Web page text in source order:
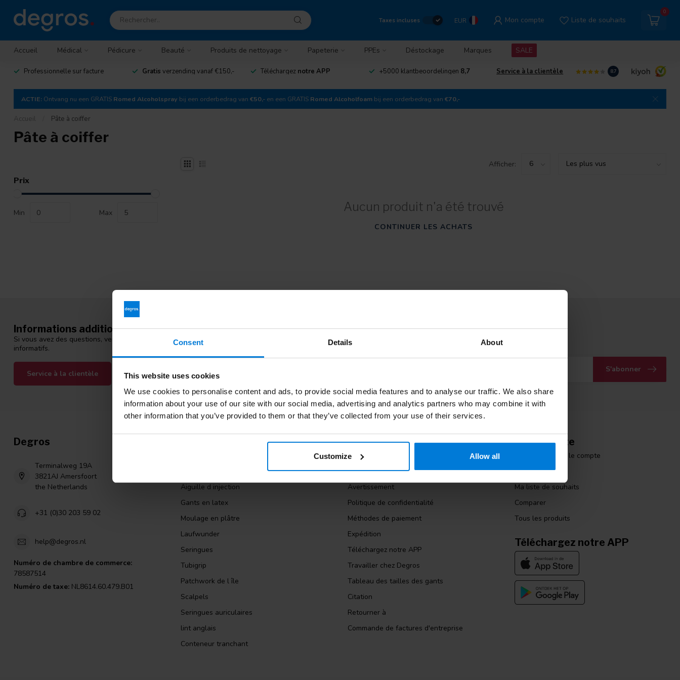
Consent Details About
This website uses cookies
We use cookies to personalise content and ads, to provide social media features and to analyse our traffic. We also share
information about your use of our site with our social media, advertising and analytics partners who may combine it with
other information that you’ve provided to them or that they’ve collected from your use of their services.
Customize Allow all
Taxes incluses EUR Mon compte Liste de souhaits
0
Accueil Médical Pédicure Beauté Produits de nettoyage Papeterie PPEs Déstockage Marques SALE
Professionnelle sur facture Gratis verzending vanaf €150,- Téléchargez notre APP +5000 klantbeoordelingen 8,7 Service à la clientèle 8.7
ACTIE: Ontvang nu een GRATIS Romed Alcoholspray bij een orderbedrag van €50,- en een GRATIS Romed Alcoholfoam bij een orderbedrag van €70,-
Accueil Pâte à coiffer
Pâte à coiffer
Prix
Min Max
Afficher:
Aucun produit n'a été trouvé
CONTINUER LES ACHATS
Informations additionnelles
Si vous avez des questions, veuillez contacter notre équipe du service clientèle. Ou consultez nos blogs
informatifs.
Service à la clientèle Consultez nos blogs
Abonnez-vous à notre infolettre
Restez à jour avec nos dernières offres
S'abonner
Degros
Terminalweg 19A
3821AJ Amersfoort
the Netherlands
+31 (0)30 203 59 02
help@degros.nl
Numéro de chambre de commerce:
78587514
Numéro de taxe: NL8614.60.479.B01
Aiguille d injection
Gants en latex
Moulage en plâtre
Laufwunder
Seringues
Tubigrip
Patchwork de l île
Scalpels
Seringues auriculaires
lint anglais
Conteneur tranchant
Informations
À propos de Degros
Conditions générales
Avertissement
Politique de confidentialité
Méthodes de paiement
Expédition
Téléchargez notre APP
Travailler chez Degros
Tableau des tailles des gants
Citation
Retourner à
Commande de factures d'entreprise
Mon compte
Informations sur le compte
Mes commandes
Ma liste de souhaits
Comparer
Tous les produits
Téléchargez notre APP